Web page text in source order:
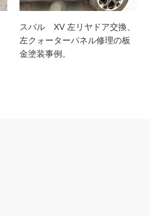
スバル XV 左リヤドア交換、
左クォーターパネル修理の板
金塗装事例。